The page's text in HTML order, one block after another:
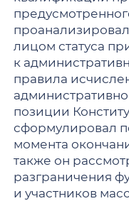
лицом статуса
к
правила
позиции
сформулировал
момента
также он
разграничения
и участников